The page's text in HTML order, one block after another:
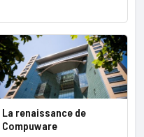
La renaissance de
Compuware